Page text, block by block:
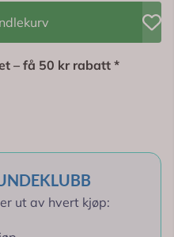
– få 50 kr rabatt *
ut av hvert kjøp: